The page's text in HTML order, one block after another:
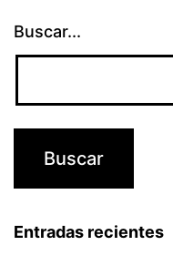
Buscar...
Entradas recientes